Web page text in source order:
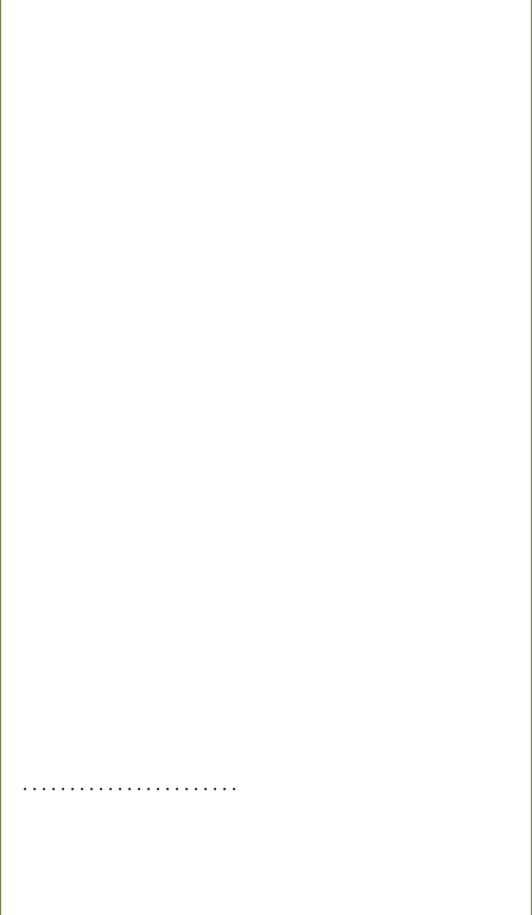
. . . . . . . . . . . . . . . . . . . . . . .